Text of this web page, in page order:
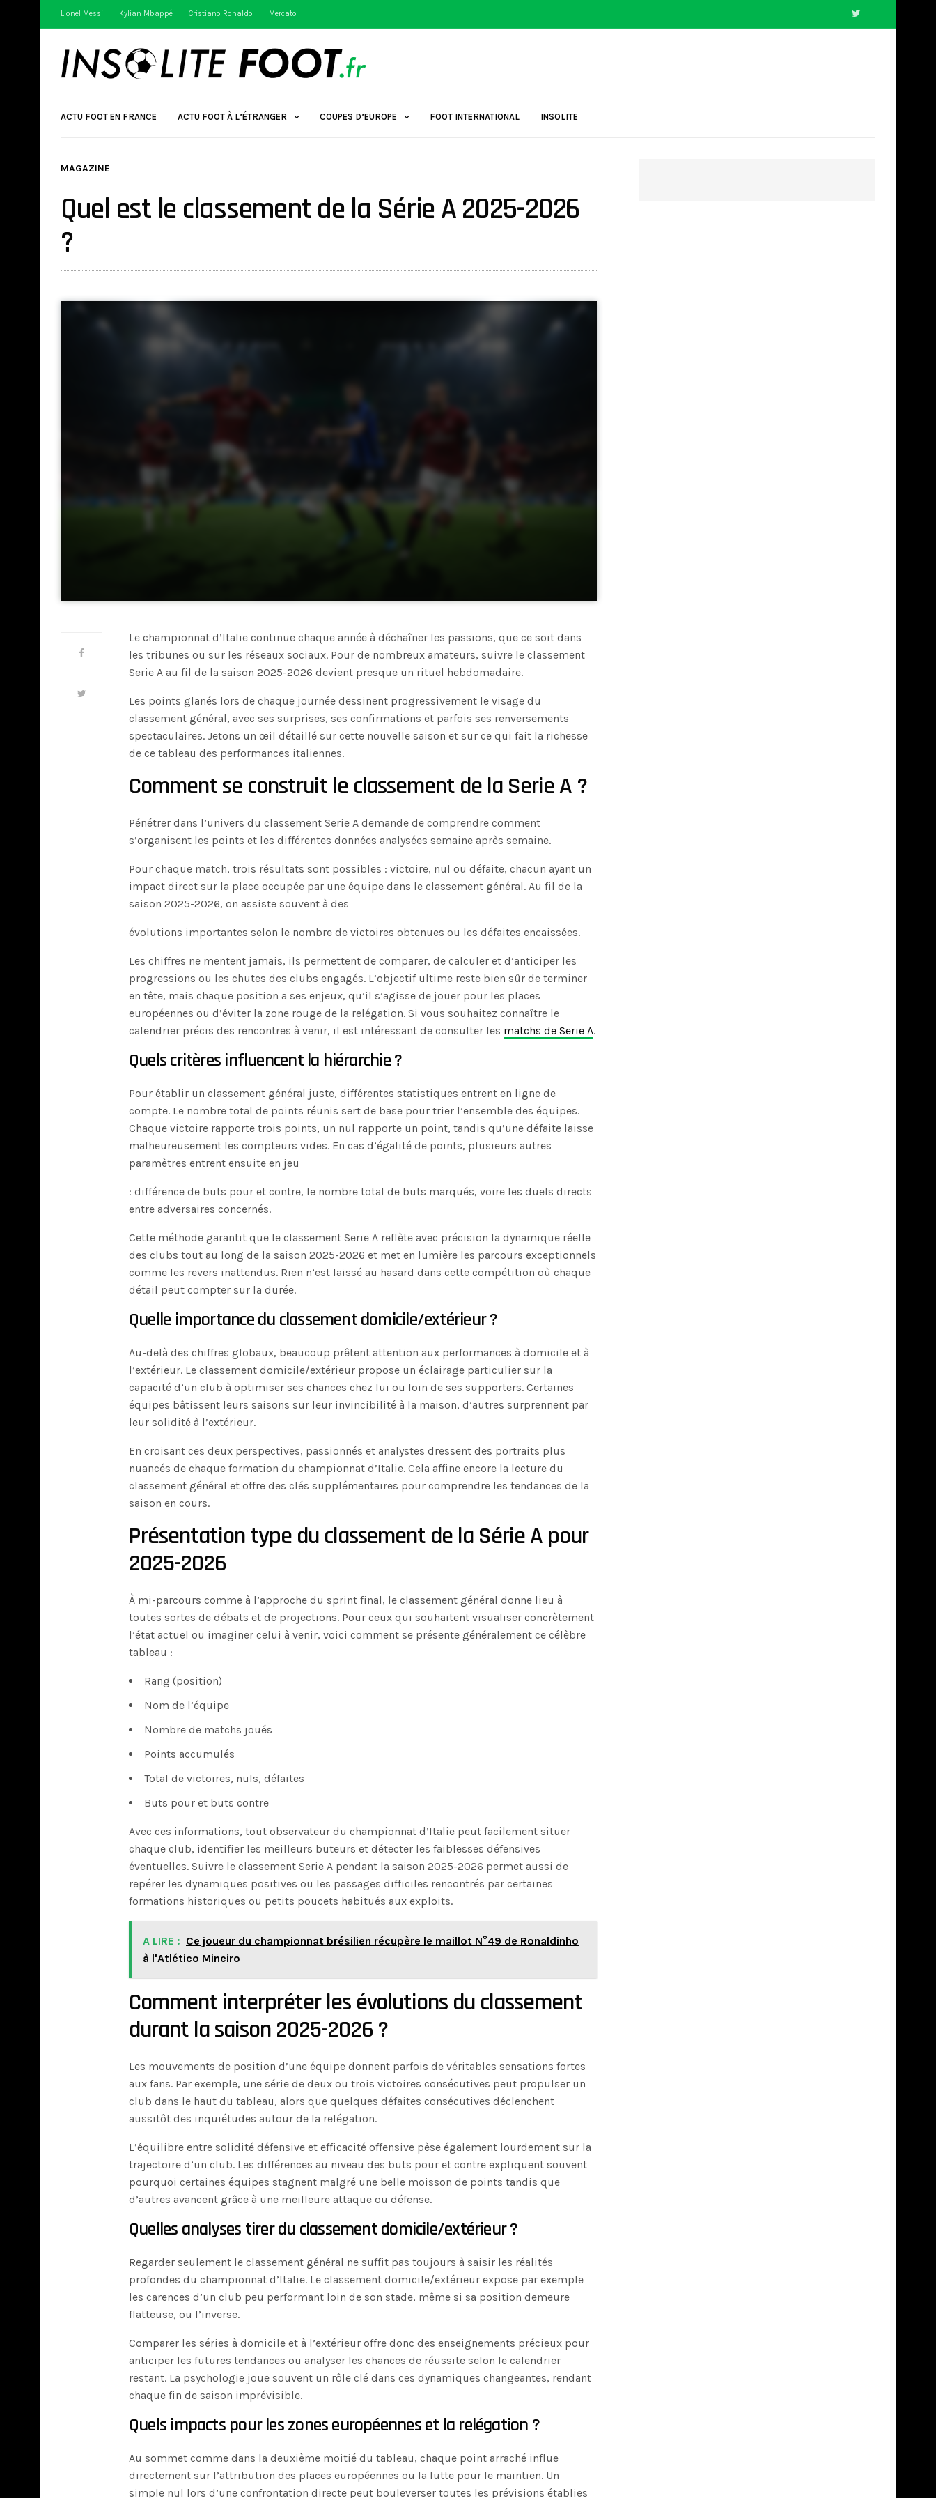
Lionel Messi Kylian Mbappé Cristiano Ronaldo Mercato
ACTU FOOT EN FRANCE ACTU FOOT À L’ÉTRANGER COUPES D’EUROPE FOOT INTERNATIONAL INSOLITE
MAGAZINE
Quel est le classement de la Série A 2025-2026
?
Le championnat d’Italie continue chaque année à déchaîner les passions, que ce soit dans
les tribunes ou sur les réseaux sociaux. Pour de nombreux amateurs, suivre le classement
Serie A au fil de la saison 2025-2026 devient presque un rituel hebdomadaire.
Les points glanés lors de chaque journée dessinent progressivement le visage du
classement général, avec ses surprises, ses confirmations et parfois ses renversements
spectaculaires. Jetons un œil détaillé sur cette nouvelle saison et sur ce qui fait la richesse
de ce tableau des performances italiennes.
Comment se construit le classement de la Serie A ?
Pénétrer dans l’univers du classement Serie A demande de comprendre comment
s’organisent les points et les différentes données analysées semaine après semaine.
Pour chaque match, trois résultats sont possibles : victoire, nul ou défaite, chacun ayant un
impact direct sur la place occupée par une équipe dans le classement général. Au fil de la
saison 2025-2026, on assiste souvent à des
évolutions importantes selon le nombre de victoires obtenues ou les défaites encaissées.
Les chiffres ne mentent jamais, ils permettent de comparer, de calculer et d’anticiper les
progressions ou les chutes des clubs engagés. L’objectif ultime reste bien sûr de terminer
en tête, mais chaque position a ses enjeux, qu’il s’agisse de jouer pour les places
européennes ou d’éviter la zone rouge de la relégation. Si vous souhaitez connaître le
calendrier précis des rencontres à venir, il est intéressant de consulter les matchs de Serie A.
Quels critères influencent la hiérarchie ?
Pour établir un classement général juste, différentes statistiques entrent en ligne de
compte. Le nombre total de points réunis sert de base pour trier l’ensemble des équipes.
Chaque victoire rapporte trois points, un nul rapporte un point, tandis qu’une défaite laisse
malheureusement les compteurs vides. En cas d’égalité de points, plusieurs autres
paramètres entrent ensuite en jeu
: différence de buts pour et contre, le nombre total de buts marqués, voire les duels directs
entre adversaires concernés.
Cette méthode garantit que le classement Serie A reflète avec précision la dynamique réelle
des clubs tout au long de la saison 2025-2026 et met en lumière les parcours exceptionnels
comme les revers inattendus. Rien n’est laissé au hasard dans cette compétition où chaque
détail peut compter sur la durée.
Quelle importance du classement domicile/extérieur ?
Au-delà des chiffres globaux, beaucoup prêtent attention aux performances à domicile et à
l’extérieur. Le classement domicile/extérieur propose un éclairage particulier sur la
capacité d’un club à optimiser ses chances chez lui ou loin de ses supporters. Certaines
équipes bâtissent leurs saisons sur leur invincibilité à la maison, d’autres surprennent par
leur solidité à l’extérieur.
En croisant ces deux perspectives, passionnés et analystes dressent des portraits plus
nuancés de chaque formation du championnat d’Italie. Cela affine encore la lecture du
classement général et offre des clés supplémentaires pour comprendre les tendances de la
saison en cours.
Présentation type du classement de la Série A pour
2025-2026
À mi-parcours comme à l’approche du sprint final, le classement général donne lieu à
toutes sortes de débats et de projections. Pour ceux qui souhaitent visualiser concrètement
l’état actuel ou imaginer celui à venir, voici comment se présente généralement ce célèbre
tableau :
Rang (position)
Nom de l’équipe
Nombre de matchs joués
Points accumulés
Total de victoires, nuls, défaites
Buts pour et buts contre
Avec ces informations, tout observateur du championnat d’Italie peut facilement situer
chaque club, identifier les meilleurs buteurs et détecter les faiblesses défensives
éventuelles. Suivre le classement Serie A pendant la saison 2025-2026 permet aussi de
repérer les dynamiques positives ou les passages difficiles rencontrés par certaines
formations historiques ou petits poucets habitués aux exploits.
A LIRE : Ce joueur du championnat brésilien récupère le maillot N°49 de Ronaldinho
à l'Atlético Mineiro
Comment interpréter les évolutions du classement
durant la saison 2025-2026 ?
Les mouvements de position d’une équipe donnent parfois de véritables sensations fortes
aux fans. Par exemple, une série de deux ou trois victoires consécutives peut propulser un
club dans le haut du tableau, alors que quelques défaites consécutives déclenchent
aussitôt des inquiétudes autour de la relégation.
L’équilibre entre solidité défensive et efficacité offensive pèse également lourdement sur la
trajectoire d’un club. Les différences au niveau des buts pour et contre expliquent souvent
pourquoi certaines équipes stagnent malgré une belle moisson de points tandis que
d’autres avancent grâce à une meilleure attaque ou défense.
Quelles analyses tirer du classement domicile/extérieur ?
Regarder seulement le classement général ne suffit pas toujours à saisir les réalités
profondes du championnat d’Italie. Le classement domicile/extérieur expose par exemple
les carences d’un club peu performant loin de son stade, même si sa position demeure
flatteuse, ou l’inverse.
Comparer les séries à domicile et à l’extérieur offre donc des enseignements précieux pour
anticiper les futures tendances ou analyser les chances de réussite selon le calendrier
restant. La psychologie joue souvent un rôle clé dans ces dynamiques changeantes, rendant
chaque fin de saison imprévisible.
Quels impacts pour les zones européennes et la relégation ?
Au sommet comme dans la deuxième moitié du tableau, chaque point arraché influe
directement sur l’attribution des places européennes ou la lutte pour le maintien. Un
simple nul lors d’une confrontation directe peut bouleverser toutes les prévisions établies